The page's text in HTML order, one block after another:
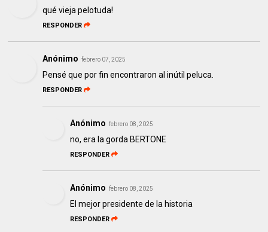
qué vieja pelotuda!
RESPONDER
Anónimo febrero 07, 2025
Pensé que por fin encontraron al inútil peluca.
RESPONDER
Anónimo febrero 08, 2025
no, era la gorda BERTONE
RESPONDER
Anónimo febrero 08, 2025
El mejor presidente de la historia
RESPONDER